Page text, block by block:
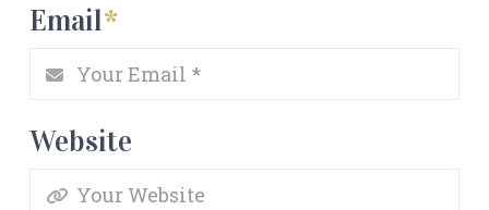
Email*
Website